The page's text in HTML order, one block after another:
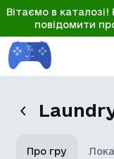
Вітаємо в
повідомити
Про гру